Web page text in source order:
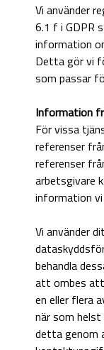
Vi använder
6.1 f i GDPR
information
Detta gör vi
som passar
Information
För vissa
referenser
referenser
arbetsgivare
information
Vi använder
behandla
att ombes
en eller flera
när som
detta genom